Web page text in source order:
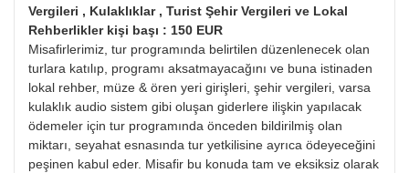
Vergileri , Kulaklıklar , Turist Şehir Vergileri ve Lokal
Rehberlikler kişi başı : 150 EUR
Misafirlerimiz, tur programında belirtilen düzenlenecek olan
turlara katılıp, programı aksatmayacağını ve buna istinaden
lokal rehber, müze & ören yeri girişleri, şehir vergileri, varsa
kulaklık audio sistem gibi oluşan giderlere ilişkin yapılacak
ödemeler için tur programında önceden bildirilmiş olan
miktarı, seyahat esnasında tur yetkilisine ayrıca ödeyeceğini
peşinen kabul eder. Misafir bu konuda tam ve eksiksiz olarak